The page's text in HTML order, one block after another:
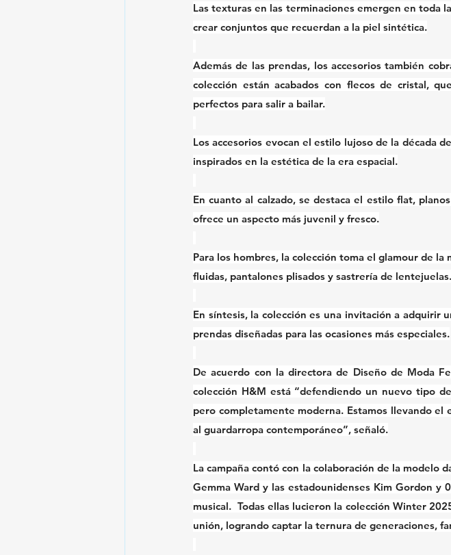
Las texturas en las terminaciones emergen en toda
crear conjuntos que recuerdan a la piel sintética.
Además de las prendas, los accesorios también
colección están acabados con flecos de cristal,
perfectos para salir a bailar.
Los accesorios evocan el estilo lujoso de la década
inspirados en la estética de la era espacial.
En cuanto al calzado, se destaca el estilo flat,
ofrece un aspecto más juvenil y fresco.
Para los hombres, la colección toma el glamour de
fluidas, pantalones plisados y sastrería de lentejuelas.
En síntesis, la colección es una invitación a
prendas diseñadas para las ocasiones más especiales.
De acuerdo con la directora de Diseño de Moda
colección H&M está “defendiendo un nuevo tipo
pero completamente moderna. Estamos llevando
al guardarropa contemporáneo”, señaló.
La campaña contó con la colaboración de la modelo
Gemma Ward y las estadounidenses Kim Gordon y
musical.  Todas ellas lucieron la colección Winter
unión, logrando captar la ternura de generaciones,